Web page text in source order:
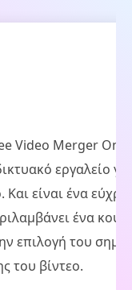
Online είναι
για την
εύχρηστο
κουμπί
σημείου